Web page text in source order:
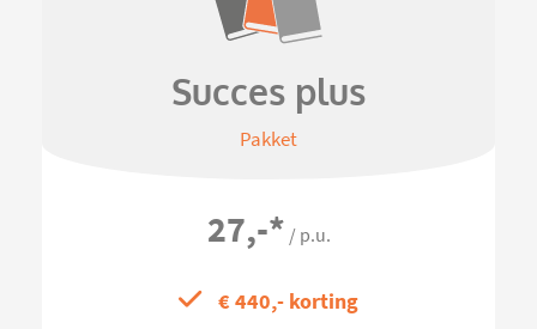
Succes plus
Pakket
27,-* / p.u.
€ 440,- korting